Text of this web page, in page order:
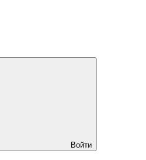
Войти